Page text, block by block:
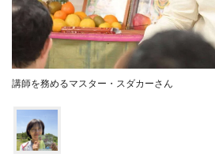
講師を務めるマスター・スダカーさん